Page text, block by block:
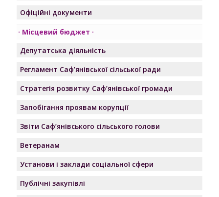
Офіційні документи
Місцевий бюджет
Депутатська діяльність
Регламент Саф’янівської сільської ради
Стратегія розвитку Саф’янівської громади
Запобігання проявам корупції
Звіти Саф’янівського сільського голови
Ветеранам
Установи і заклади соціальної сфери
Публічні закупівлі